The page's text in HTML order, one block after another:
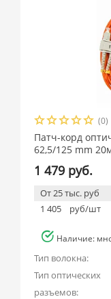
(0)
Патч-корд
62,5/125 mm
1 479 руб.
От 25 тыс. руб
1 405
руб/шт
Наличие:
Тип волокна:
Тип оптических
разъемов: